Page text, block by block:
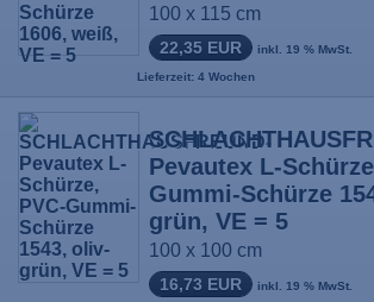
100 x 115 cm
22,35 EUR inkl. 19 % MwSt.
Lieferzeit: 4 Wochen
Pevautex L-
Gummi-Schürze
grün, VE = 5
100 x 100 cm
16,73 EUR inkl. 19 % MwSt.